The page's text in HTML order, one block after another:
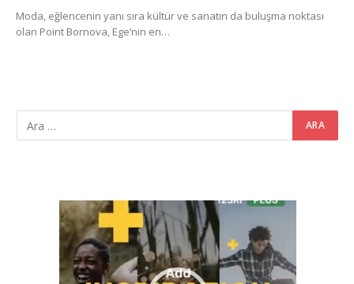
Moda, eğlencenin yanı sıra kültür ve sanatın da buluşma noktası
olan Point Bornova, Ege’nin en…
Video
oynatıcı